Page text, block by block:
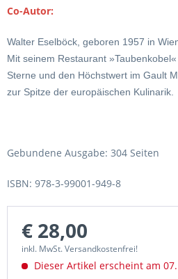
Co-Autor:
Walter Eselböck, geboren 1957 in
Mit seinem Restaurant
Sterne und den Höchstwert im Gault
zur Spitze der europäischen Kulinarik.
Gebundene Ausgabe: 304 Seiten
ISBN: 978-3-99001-949-8
€ 28,00
inkl. MwSt. Versandkostenfrei!
Dieser Artikel erscheint am